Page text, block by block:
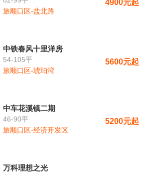
旅顺口区-盐北路
4900元起
中铁春风十里洋房
54-105平
旅顺口区-琥珀湾
5600元起
中车花溪镇二期
46-90平
旅顺口区-经济开发区
5200元起
万科理想之光